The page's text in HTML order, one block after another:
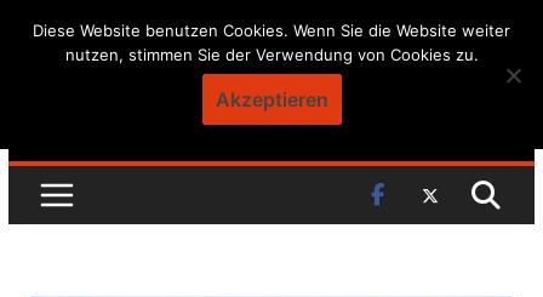
SkipDiese Website benutzen Cookies. Wenn Sie die Website weiter
nutzen, stimmen Sie der Verwendung von Cookies zu.
Akzeptieren